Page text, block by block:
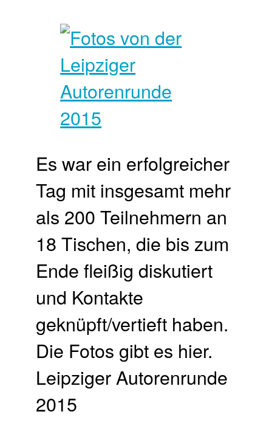
Es war ein erfolgreicher
Tag mit insgesamt mehr
als 200 Teilnehmern an
18 Tischen, die bis zum
Ende fleißig diskutiert
und Kontakte
geknüpft/vertieft haben.
Die Fotos gibt es hier.
Leipziger Autorenrunde
2015